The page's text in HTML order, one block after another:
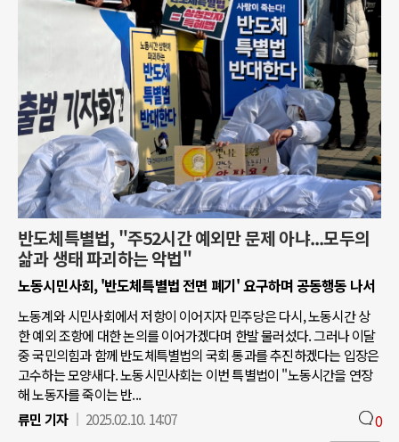
반도체특별법, "주52시간 예외만 문제 아냐...모두의
삶과 생태 파괴하는 악법"
노동시민사회, '반도체특별법 전면 폐기' 요구하며 공동행동 나서
노동계와 시민사회에서 저항이 이어지자 민주당은 다시, 노동시간 상
한 예외 조항에 대한 논의를 이어가겠다며 한발 물러섰다. 그러나 이달
중 국민의힘과 함께 반도체특별법의 국회 통과를 추진하겠다는 입장은
고수하는 모양새다. 노동시민사회는 이번 특별법이 "노동시간을 연장
해 노동자를 죽이는 반...
류민 기자
2025.02.10. 14:07 0